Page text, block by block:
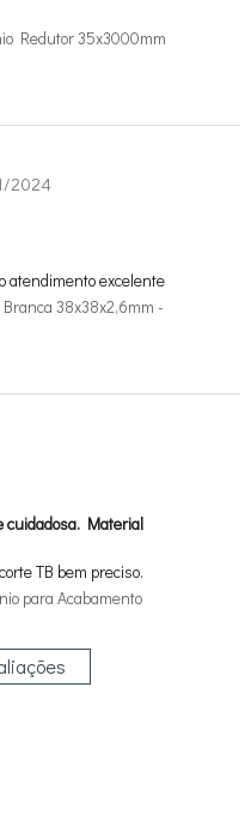
Redutor 35x3000mm
2024
atendimento excelente
38x38x2,6mm -
cuidadosa. Material
TB bem preciso.
para Acabamento